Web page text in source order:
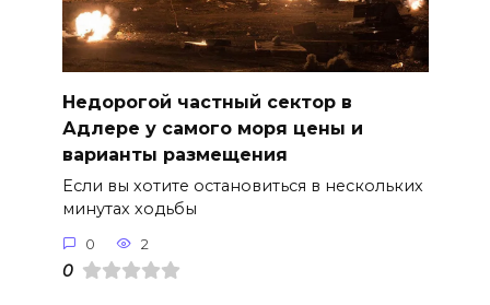
Недорогой частный сектор в
Адлере у самого моря цены и
варианты размещения
Если вы хотите остановиться в нескольких
минутах ходьбы
0 2
0